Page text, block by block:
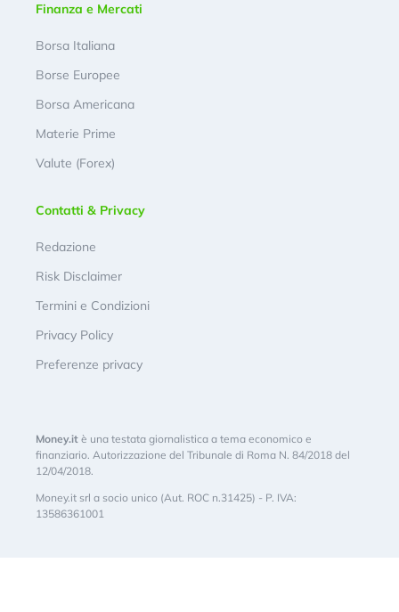
Finanza e Mercati
Borsa Italiana
Borse Europee
Borsa Americana
Materie Prime
Valute (Forex)
Contatti & Privacy
Redazione
Risk Disclaimer
Termini e Condizioni
Privacy Policy
Preferenze privacy
Money.it è una testata giornalistica a tema economico e
finanziario. Autorizzazione del Tribunale di Roma N. 84/2018 del
12/04/2018.
Money.it srl a socio unico (Aut. ROC n.31425) - P. IVA:
13586361001